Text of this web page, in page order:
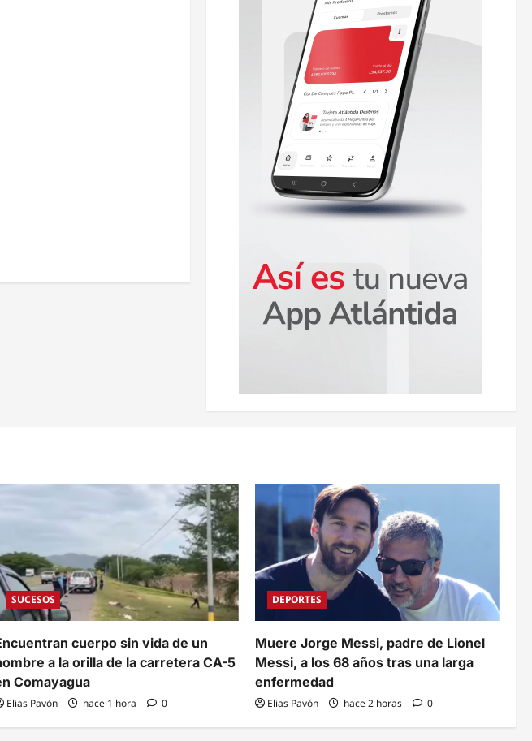
SUCESOS
cuerpo sin vida de un
a la orilla de la carretera CA-5
Comayagua
Elias Pavón hace 1 hora 0
DEPORTES
Muere Jorge Messi, padre de Lionel
Messi, a los 68 años tras una larga
enfermedad
Elias Pavón hace 2 horas 0